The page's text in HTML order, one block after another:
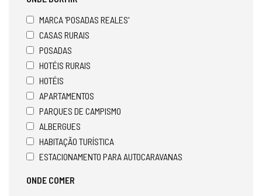
MARCA 'POSADAS REALES'
CASAS RURAIS
POSADAS
HOTÉIS RURAIS
HOTÉIS
APARTAMENTOS
PARQUES DE CAMPISMO
ALBERGUES
HABITAÇÃO TURÍSTICA
ESTACIONAMENTO PARA AUTOCARAVANAS
ONDE COMER